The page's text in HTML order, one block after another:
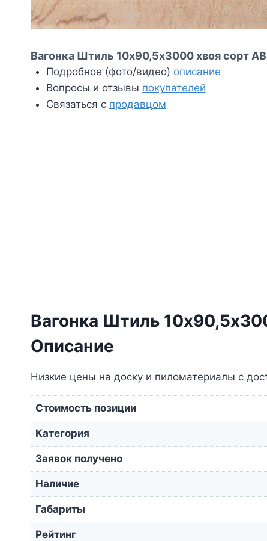
Вагонка Штиль 10х90,5х3000 хвоя сорт
Подробное (фото/видео) описание
Вопросы и отзывы покупателей
Связаться с продавцом
Вагонка Штиль
Описание
Низкие цены на доску и пиломатериалы с
Стоимость позиции
Категория
Заявок получено
Наличие
Габариты
Рейтинг